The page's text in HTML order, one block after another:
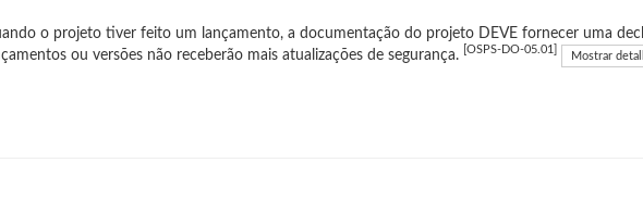
o projeto tiver feito um lançamento, a documentação do projeto DEVE fornecer uma
ou versões não receberão mais atualizações de segurança.
[OSPS-DO-05.01] Mostrar